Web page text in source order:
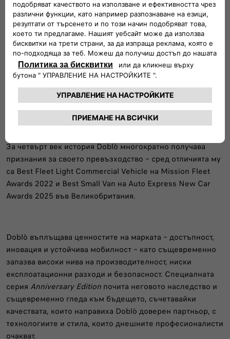
През 2022 г. се появява третото поколение, изградено
върху модулната платформа Stellantis EMP2, което
бележи повратен момент с въвеждането на
усъвършенствани системи за подпомагане на водача и –
за първи път – изцяло електрическо задвижване. С
появата на E-Doblò моделът прегръща прехода към
устойчива мобилност.
За четвърт век история Doblò многократно получава
признания за своето превъзходство – сред отличията му
са Best Fleet Light Commercial Vehicle на Mission Fleet
Awards 2022 и Best Small Van на Auto Express New Car
Awards 2025 във Великобритания.
Doblò въплъщава ценностите на марката – достъпност,
иновация и устойчива мобилност – като същевременно
запазва високи нива на производителност, ниски
експлоатационни разходи и безопасност. Специалната
серия Anniversary Edition почита неговото наследство и
същевременно гледа към бъдещето, съчетавайки
качествата, които направиха Doblò доверен партньор, с
технологиите и стила, които днешните професионалисти
очакват.